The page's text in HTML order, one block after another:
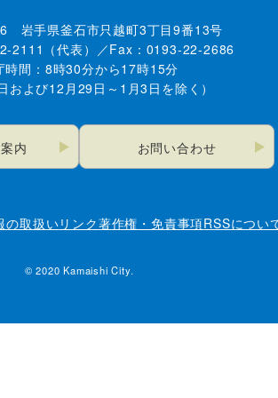
岩手県釜石市只越町3丁目9番13号
2111（代表）／Fax：0193-22-2686
時間：8時30分から17時15分
および12月29日～1月3日を除く）
内 お問い合わせ
の取扱いリンク著作権・免責事項RSSについ
© 2020 Kamaishi City.